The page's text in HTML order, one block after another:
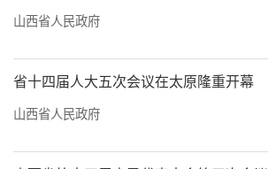
山西省人民政府
省十四届人大五次会议在太原隆重开幕
山西省人民政府